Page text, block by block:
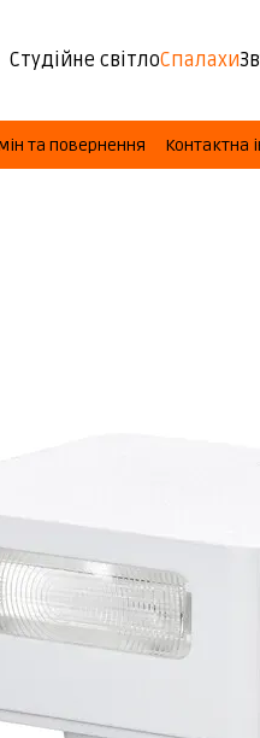
Студійне світлоСпалахи
та повернення Контактна